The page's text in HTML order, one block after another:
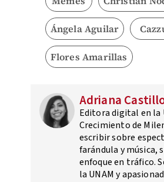
Ángela Aguilar
Flores Amarillas
Adriana
Editora digital en la
Crecimiento de
escribir sobre
farándula y música,
enfoque en tráfico.
la UNAM y